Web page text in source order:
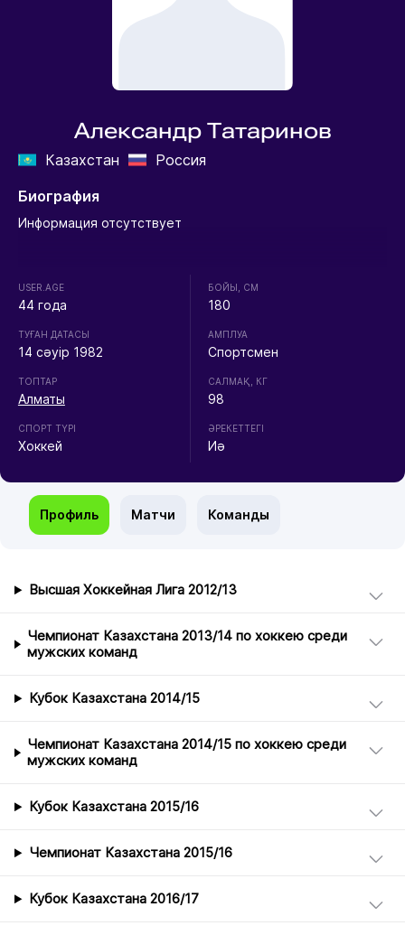
Александр Татаринов
Казахстан
Россия
Биография
Информация отсутствует
USER.AGE
44 года
ТУҒАН ДАТАСЫ
14 сәуір 1982
ТОПТАР
Алматы
СПОРТ ТҮРІ
Хоккей
БОЙЫ, СМ
180
АМПЛУА
Спортсмен
CАЛМАҚ, КГ
98
ӘРЕКЕТТЕГІ
Иә
Профиль Матчи Команды
Высшая Хоккейная Лига 2012/13
Чемпионат Казахстана 2013/14 по хоккею среди
мужских команд
Кубок Казахстана 2014/15
Чемпионат Казахстана 2014/15 по хоккею среди
мужских команд
Кубок Казахстана 2015/16
Чемпионат Казахстана 2015/16
Кубок Казахстана 2016/17